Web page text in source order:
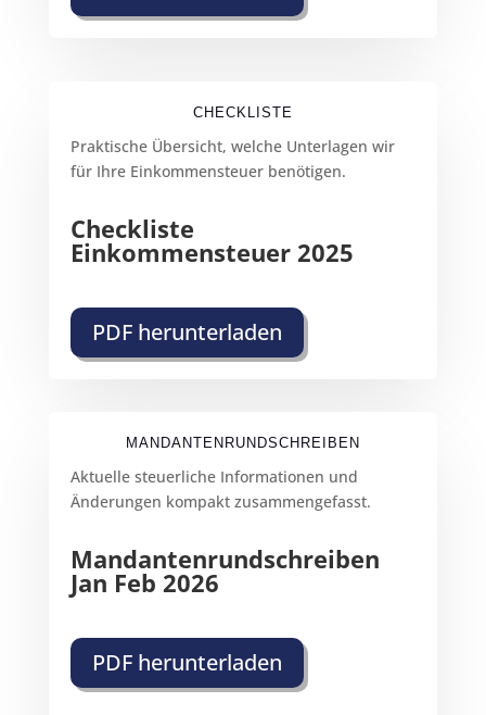
CHECKLISTE
Praktische Übersicht, welche Unterlagen wir
für Ihre Einkommensteuer benötigen.
Checkliste
Einkommensteuer 2025
PDF herunterladen
MANDANTENRUNDSCHREIBEN
Aktuelle steuerliche Informationen und
Änderungen kompakt zusammengefasst.
Mandantenrundschreiben
Jan Feb 2026
PDF herunterladen